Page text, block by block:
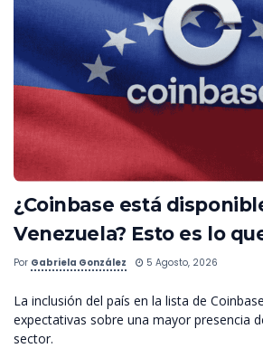
¿Coinbase está
Venezuela? Esto es lo
Por Gabriela González 5 Agosto, 2026
La inclusión del país en la lista de
expectativas sobre una mayor presencia
sector.